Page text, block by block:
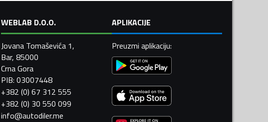
WEBLAB D.O.O.
Jovana Tomaševića 1,
Bar, 85000
Crna Gora
PIB: 03007448
+382 (0) 67 312 555
+382 (0) 30 550 099
info@autodiler.me
APLIKACIJE
Preuzmi aplikaciju: